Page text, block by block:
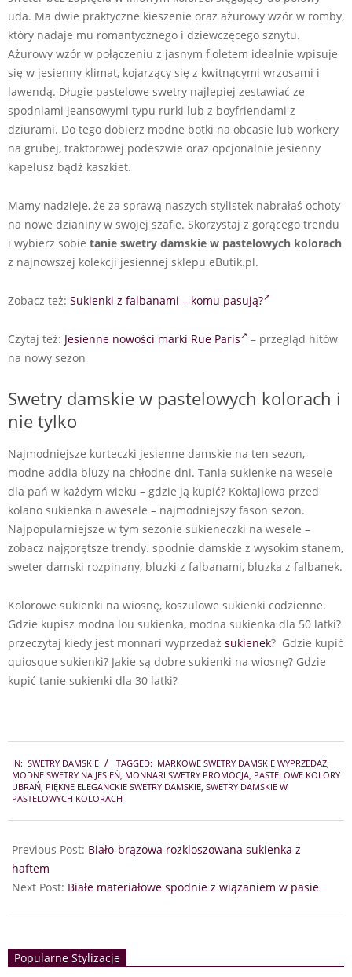
uda. Ma dwie praktyczne kieszenie oraz ażurowy wzór w romby,
który nadaje mu romantycznego i dziewczęcego sznytu.
Ażurowy wzór w połączeniu z jasnym fioletem idealnie wpisuje
się w jesienny klimat, kojarzący się z kwitnącymi wrzosami i
lawendą. Długie pastelowe swetry najlepiej zestawiać ze
spodniami jeansowymi typu rurki lub z boyfriendami z
dziurami. Do tego dobierz modne botki na obcasie lub workery
na grubej, traktorowej podeszwie oraz opcjonalnie jesienny
kapelusz bądź kaszkiet.
Mamy nadzieje, że za sprawą naszych stylistek nabrałaś ochoty
na nowe dzianiny w swojej szafie. Skorzystaj z gorącego trendu
i wybierz sobie tanie swetry damskie w pastelowych kolorach
z najnowszej kolekcji jesiennej sklepu eButik.pl.
Zobacz też: Sukienki z falbanami – komu pasują?
Czytaj też: Jesienne nowości marki Rue Paris
– przegląd hitów
na nowy sezon
Swetry damskie w pastelowych kolorach i
nie tylko
Najmodniejsze kurteczki jesienne damskie na ten sezon,
modne addia bluzy na chłodne dni. Tania sukienke na wesele
dla pań w każdym wieku – gdzie ją kupić? Koktajlowa przed
kolano sukienka n awesele – najmodniejszy fason sezon.
Najpopularniejsze w tym sezonie sukieneczki na wesele –
zobacz najgorętsze trendy. spodnie damskie z wysokim stanem,
sweter damski rozpinany, bluzki z falbanami, bluzka z falbanek.
Kolorowe sukienki na wiosnę, koszulowe sukienki codzienne.
Gdzie kupisz modna lou sukienka, modna sukienka dla 50 latki?
przeczytaj kiedy jest monnari wyprzedaż sukienek? Gdzie kupić
quiosque sukienki? Jakie są dobre sukienki na wiosnę? Gdzie
kupić tanie sukienki dla 30 latki?
10-
03
IN: SWETRY DAMSKIE TAGGED: MARKOWE SWETRY DAMSKIE WYPRZEDAŻ,
MODNE SWETRY NA JESIEŃ, MONNARI SWETRY PROMOCJA, PASTELOWE KOLORY
UBRAŃ, PIĘKNE ELEGANCKIE SWETRY DAMSKIE, SWETRY DAMSKIE W
PASTELOWYCH KOLORACH
Previous Post: Biało-brązowa rozkloszowana sukienka z
haftem
Next Post: Białe materiałowe spodnie z wiązaniem w pasie
Popularne Stylizacje